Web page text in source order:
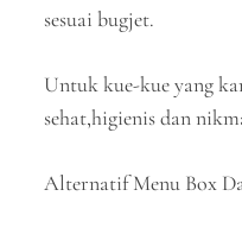
sesuai bugjet.
Untuk kue-kue yang
sehat,higienis dan
Alternatif Menu Box